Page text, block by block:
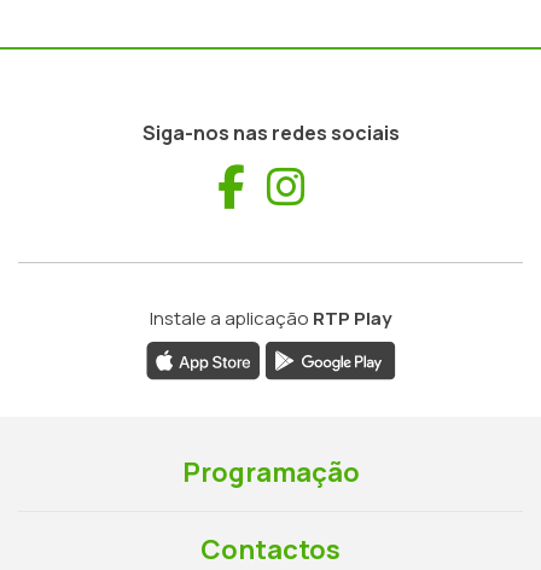
Siga-nos nas redes sociais
Facebook
Instale a aplicação RTP Play
Programação
Contactos